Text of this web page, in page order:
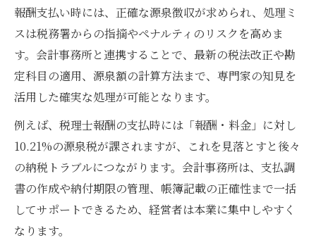
報酬支払い時には、正確な源泉徴収が求められ、処理ミ
スは税務署からの指摘やペナルティのリスクを高めま
す。会計事務所と連携することで、最新の税法改正や勘
定科目の適用、源泉額の計算方法まで、専門家の知見を
活用した確実な処理が可能となります。
例えば、税理士報酬の支払時には「報酬・料金」に対し
10.21%の源泉税が課されますが、これを見落とすと後々
の納税トラブルにつながります。会計事務所は、支払調
書の作成や納付期限の管理、帳簿記載の正確性まで一括
してサポートできるため、経営者は本業に集中しやすく
なります。